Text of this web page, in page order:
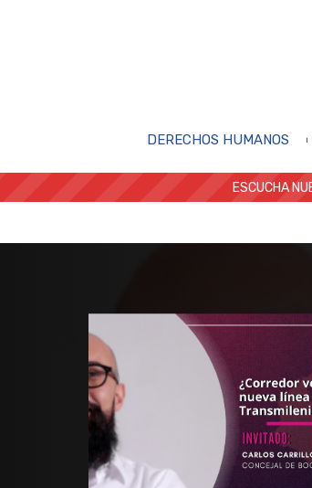
DERECHOS HUMANOS
ESCUCHA